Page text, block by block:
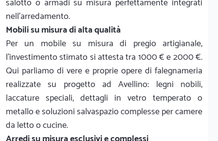
nell'arredamento.
Mobili su misura di alta qualità
Per un mobile su misura di pregio artigianale,
l'investimento stimato si attesta tra 1000 € e 2000 €.
Qui parliamo di vere e proprie opere di falegnameria
realizzate su progetto ad Avellino: legni nobili,
laccature speciali, dettagli in vetro temperato o
metallo e soluzioni salvaspazio complesse per camere
da letto o cucine.